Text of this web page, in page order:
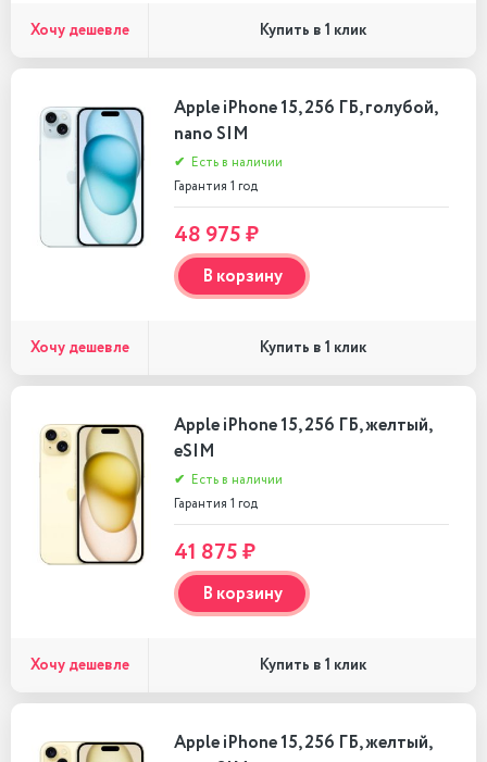
Хочу дешевле Купить в 1 клик
Apple iPhone 15, 256 ГБ, голубой,
nano SIM
✔ Есть в наличии
Гарантия 1 год
48 975 ₽
В корзину
Хочу дешевле Купить в 1 клик
Apple iPhone 15, 256 ГБ, желтый,
eSIM
✔ Есть в наличии
Гарантия 1 год
41 875 ₽
В корзину
Хочу дешевле Купить в 1 клик
Apple iPhone 15, 256 ГБ, желтый,